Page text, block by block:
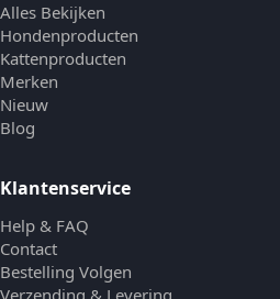
Alles Bekijken
Hondenproducten
Kattenproducten
Merken
Nieuw
Blog
Klantenservice
Help & FAQ
Contact
Bestelling Volgen